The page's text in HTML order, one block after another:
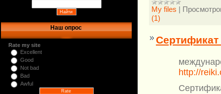
Наш опрос
Rate my site
Excellent
Good
Not bad
Bad
Awful
My files |
(1)
http://